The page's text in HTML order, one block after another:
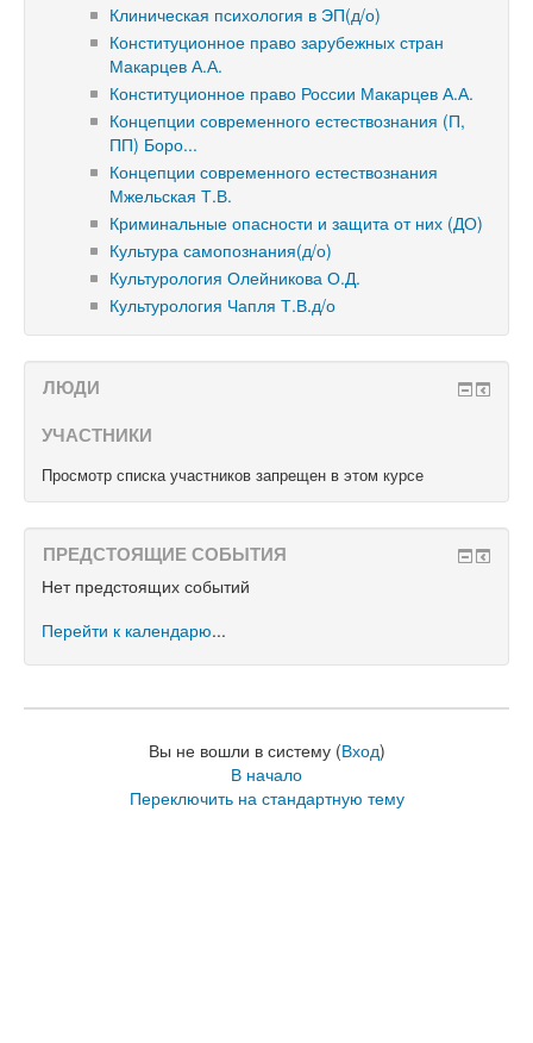
Клиническая психология в ЭП(д/о)
Конституционное право зарубежных стран
Макарцев А.А.
Конституционное право России Макарцев А.А.
Концепции современного естествознания (П,
ПП) Боро...
Концепции современного естествознания
Мжельская Т.В.
Криминальные опасности и защита от них (ДО)
Культура самопознания(д/о)
Культурология Олейникова О.Д.
Культурология Чапля Т.В.д/о
ЛЮДИ
УЧАСТНИКИ
Просмотр списка участников запрещен в этом курсе
ПРЕДСТОЯЩИЕ СОБЫТИЯ
Нет предстоящих событий
Перейти к календарю...
Вы не вошли в систему (Вход)
В начало
Переключить на стандартную тему